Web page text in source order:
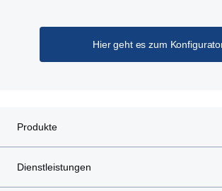
Hier geht es zum
Produkte
Dienstleistungen